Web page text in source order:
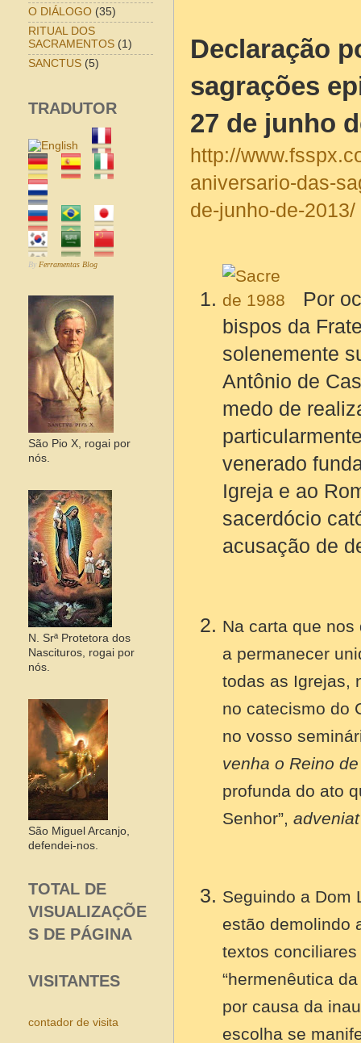
Declaração
sagrações
27 de junho
http://
aniversario-das-
de-junho-de-2013/
Por
bispos da
solenemente
Antônio de
medo de
venerado
Igreja e ao
sacerdócio
acusação de
Na carta que
a permanecer
todas as Igrejas,
no catecismo do
no vosso
venha o Reino
profunda do ato
Senhor”,
Seguindo a Dom
estão demolindo
textos conciliares
“hermenêutica
por causa da
escolha se
O DIÁLOGO (35)
RITUAL DOS
SACRAMENTOS (1)
SANCTUS (5)
TRADUTOR
By Ferramentas Blog
São Pio X, rogai por
nós.
N. Srª Protetora dos
Nascituros, rogai por
nós.
São Miguel Arcanjo,
defendei-nos.
TOTAL DE
VISUALIZAÇÕE
S DE PÁGINA
VISITANTES
contador de visita